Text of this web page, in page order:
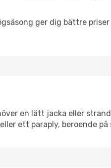
ger dig bättre
en lätt jacka eller
ett paraply, beroende på